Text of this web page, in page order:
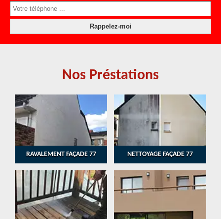
Nos Préstations
RAVALEMENT FAÇADE 77 NETTOYAGE FAÇADE 77